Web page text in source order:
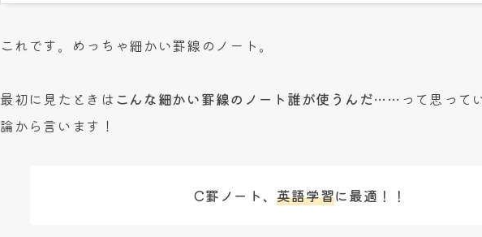
これです。めっちゃ細かい罫線のノート。
最初に見たときは こんな細かい罫線のノート誰が使うんだ…… って思って
論から言います！
C罫ノート、英語学習に最適！！